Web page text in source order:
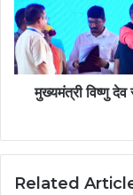
मुख्यमंत्री विष्णु
Related